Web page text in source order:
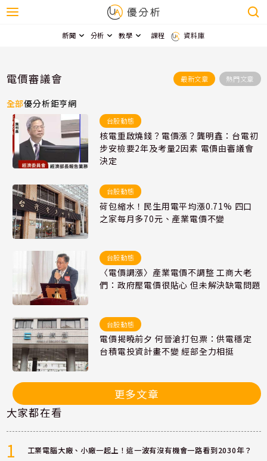
新聞 分析 教學 課程 資料庫
電價審議會 最新文章 熱門文章
全部優分析鉅亨網
台股動態
核電重啟燒錢？電價漲？龔明鑫：台電初
步安檢要2年及考量2因素 電價由審議會
決定
台股動態
荷包縮水！民生用電平均漲0.71% 四口
之家每月多70元、產業電價不變
台股動態
〈電價調漲〉產業電價不調整 工商大老
們：政府壓電價很貼心 但未解決缺電問題
台股動態
電價揭曉前夕 何晉滄打包票：供電穩定
台積電投資計畫不變 經部全力相挺
更多文章
大家都在看
1 工業電腦大廠、小廠一起上！這一波有沒有機會一路看到2030年？